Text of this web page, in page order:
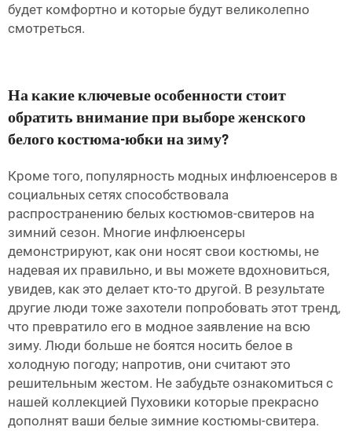
будет комфортно и которые будут великолепно
смотреться.
На какие ключевые особенности стоит
обратить внимание при выборе женского
белого костюма-юбки на зиму?
Кроме того, популярность модных инфлюенсеров в
социальных сетях способствовала
распространению белых костюмов-свитеров на
зимний сезон. Многие инфлюенсеры
демонстрируют, как они носят свои костюмы, не
надевая их правильно, и вы можете вдохновиться,
увидев, как это делает кто-то другой. В результате
другие люди тоже захотели попробовать этот тренд,
что превратило его в модное заявление на всю
зиму. Люди больше не боятся носить белое в
холодную погоду; напротив, они считают это
решительным жестом. Не забудьте ознакомиться с
нашей коллекцией Пуховики которые прекрасно
дополнят ваши белые зимние костюмы-свитера.